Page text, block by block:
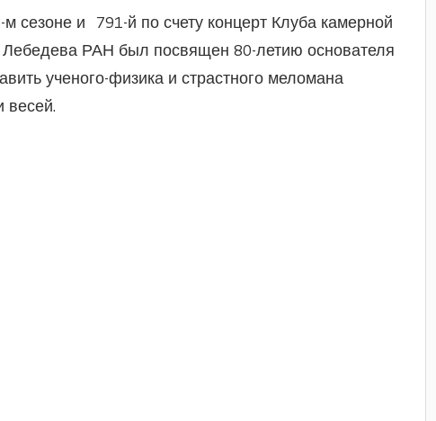
сезоне и 791-й по счету концерт Клуба камерной
Лебедева РАН был посвящен 80-летию основателя
ученого-физика и страстного меломана
весей.